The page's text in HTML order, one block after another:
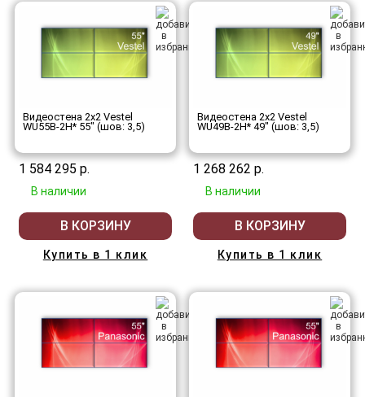
Видеостена 2x2 Vestel
WU55B-2H* 55" (шов: 3,5)
1 584 295 р.
В наличии
В КОРЗИНУ
Купить в 1 клик
Видеостена 2x2 Vestel
WU49B-2H* 49" (шов: 3,5)
1 268 262 р.
В наличии
В КОРЗИНУ
Купить в 1 клик